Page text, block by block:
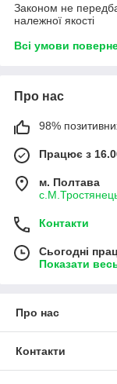
Законом не
належної якості
Всі умови
Про нас
98%
Працює з
м. Полтава
Контакти
Сьогодні
Показати
Про нас
Контакти